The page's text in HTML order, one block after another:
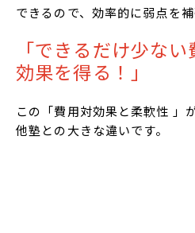
できるので、効率的に弱点を補
「できるだけ少な
効果を得る！」
この「費用対効果と柔軟性 」
他塾との大きな違いです。